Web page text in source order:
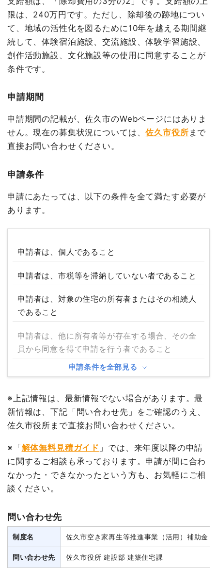
限は、240万円です。ただし、除却後の跡地につい
て、地域の活性化を図るために10年を越える期間継
続して、体験宿泊施設、交流施設、体験学習施設、
創作活動施設、文化施設等の使用に同意することが
条件です。
申請期間
申請期間の記載が、佐久市のWebページにはありま
せん。現在の募集状況については、佐久市役所 まで
直接お問い合わせください。
申請条件
申請にあたっては、以下の条件を全て満たす必要が
あります。
申請者は、個人であること
申請者は、市税等を滞納していない者であること
申請者は、対象の住宅の所有者またはその相続人
であること
申請者は、他に所有者等が存在する場合、その全
員から同意を得て申請を行う者であること
申請条件を全部見る
※上記情報は、最新情報でない場合があります。最
新情報は、下記「問い合わせ先」をご確認のうえ、
佐久市役所まで直接お問い合わせください。
※「解体無料見積ガイド 」では、来年度以降の申請
に関するご相談も承っております。申請が間に合わ
なかった・できなかったという方も、お気軽にご相
談ください。
問い合わせ先
制度名 佐久市空き家再生等推進事業（活用）補助金
問い合わせ先 佐久市役所 建設部 建築住宅課